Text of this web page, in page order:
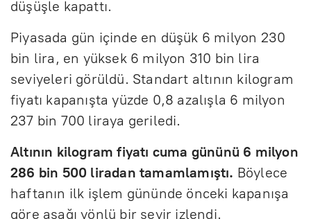
düşüşle kapattı.
Piyasada gün içinde en düşük 6 milyon 230
bin lira, en yüksek 6 milyon 310 bin lira
seviyeleri görüldü. Standart altının kilogram
fiyatı kapanışta yüzde 0,8 azalışla 6 milyon
237 bin 700 liraya geriledi.
Altının kilogram fiyatı cuma gününü 6 milyon
286 bin 500 liradan tamamlamıştı. Böylece
haftanın ilk işlem gününde önceki kapanışa
göre aşağı yönlü bir seyir izlendi.